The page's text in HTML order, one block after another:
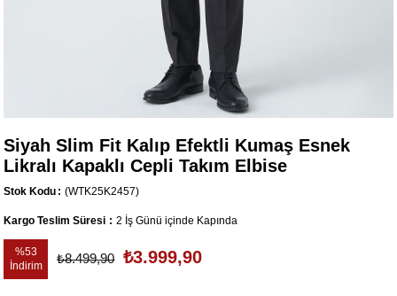
Siyah Slim Fit Kalıp Efektli Kumaş Esnek
Likralı Kapaklı Cepli Takım Elbise
Stok Kodu (WTK25K2457)
Kargo Teslim Süresi : 2 İş Günü içinde Kapında
%53
İndirim
₺8.499,90 ₺3.999,90